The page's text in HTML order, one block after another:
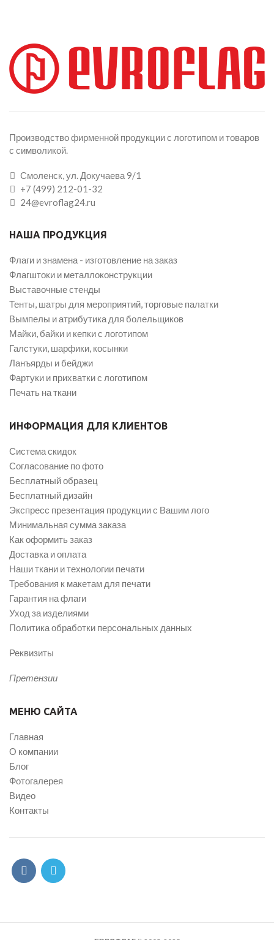
Производство фирменной продукции с логотипом и товаров
с символикой.
Смоленск, ул. Докучаева 9/1
+7 (499) 212-01-32
24@evroflag24.ru
НАША ПРОДУКЦИЯ
Флаги и знамена - изготовление на заказ
Флагштоки и металлоконструкции
Выставочные стенды
Тенты, шатры для мероприятий, торговые палатки
Вымпелы и атрибутика для болельщиков
Майки, байки и кепки с логотипом
Галстуки, шарфики, косынки
Ланъярды и бейджи
Фартуки и прихватки с логотипом
Печать на ткани
ИНФОРМАЦИЯ ДЛЯ КЛИЕНТОВ
Система скидок
Согласование по фото
Бесплатный образец
Бесплатный дизайн
Экспресс презентация продукции с Вашим лого
Минимальная сумма заказа
Как оформить заказ
Доставка и оплата
Наши ткани и технологии печати
Требования к макетам для печати
Гарантия на флаги
Уход за изделиями
Политика обработки персональных данных
Реквизиты
Претензии
МЕНЮ САЙТА
Главная
О компании
Блог
Фотогалерея
Видео
Контакты